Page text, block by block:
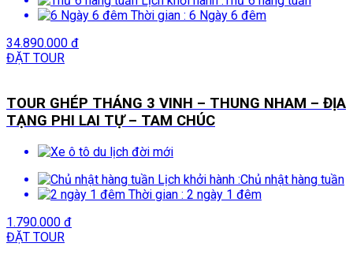
Thời gian : 6 Ngày 6 đêm
34.890.000 đ
ĐẶT TOUR
TOUR GHÉP THÁNG 3 VINH – THUNG NHAM – ĐỊA
TẠNG PHI LAI TỰ – TAM CHÚC
Lịch khởi hành :Chủ nhật hàng tuần
Thời gian : 2 ngày 1 đêm
1.790.000 đ
ĐẶT TOUR